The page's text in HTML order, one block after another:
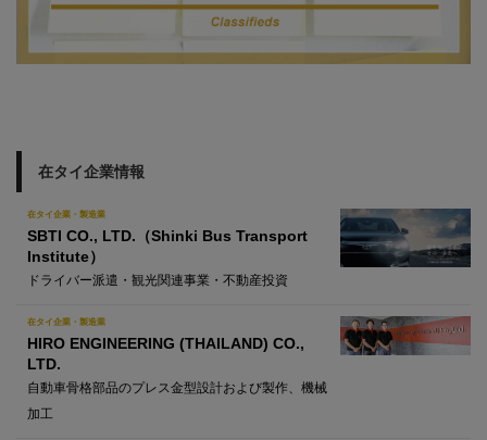
在タイ企業情報
在タイ企業・製造業
SBTI CO., LTD.（Shinki Bus Transport
Institute）
ドライバー派遣・観光関連事業・不動産投資
在タイ企業・製造業
HIRO ENGINEERING (THAILAND) CO.,
LTD.
自動車骨格部品のプレス金型設計および製作、機械
加工